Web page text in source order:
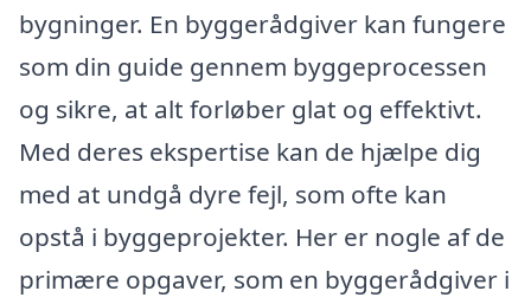
bygninger. En byggerådgiver kan fungere
som din guide gennem byggeprocessen
og sikre, at alt forløber glat og effektivt.
Med deres ekspertise kan de hjælpe dig
med at undgå dyre fejl, som ofte kan
opstå i byggeprojekter. Her er nogle af de
primære opgaver, som en byggerådgiver i